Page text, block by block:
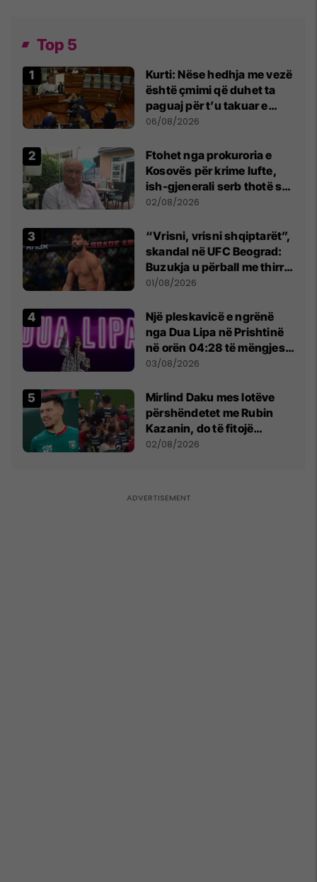
Top 5
Kurti: Nëse hedhja me vezë
është çmimi që duhet ta
paguaj për t’u takuar e
bashkëbiseduar jam i
06/08/2026
Ftohet nga prokuroria e
Kosovës për krime lufte,
ish-gjenerali serb thotë se
dikush e tradhtoi në
02/08/2026
“Vrisni, vrisni shqiptarët”,
skandal në UFC Beograd:
Buzukja u përball me thirrje
anti-shqiptare nga
01/08/2026
Një pleskavicë e ngrënë
nga Dua Lipa në Prishtinë
në orën 04:28 të mëngjesit
- dhe bota digjitale serbe
03/08/2026
Mirlind Daku mes lotëve
përshëndetet me Rubin
Kazanin, do të fitojë
miliona te Spartak Moska
02/08/2026